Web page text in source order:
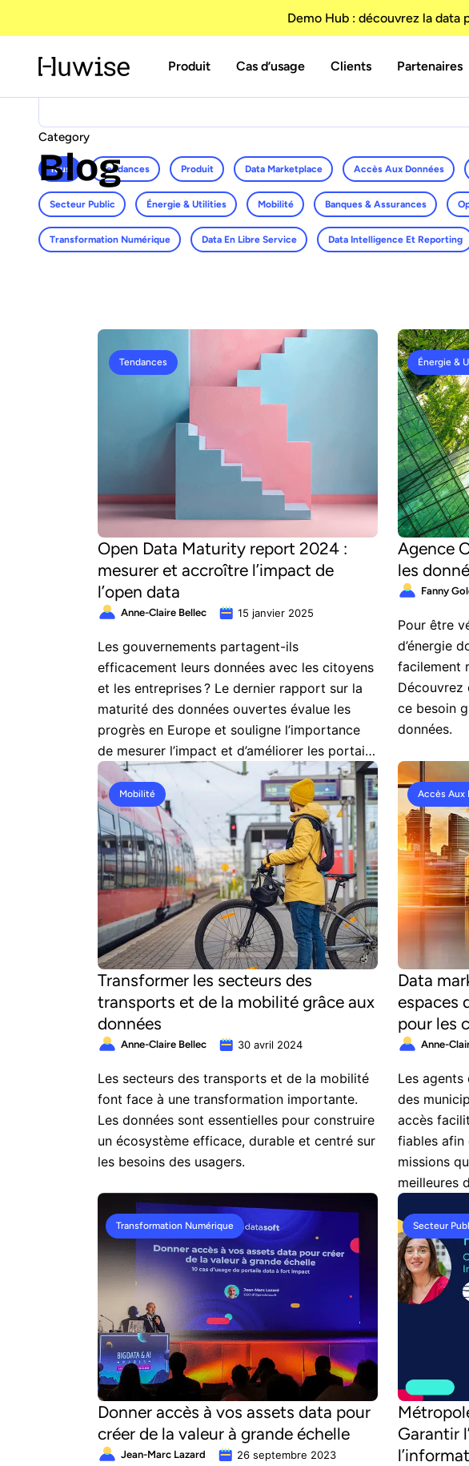
Demo Hub : découvrez la
Produit Cas d’usage Clients Partenaires
Blog
Comment partager la donnée plus efficacement avec les
Boujatioui, experte reconnue chez l'assureur-crédit Coface
Category
Tous Tendances Produit Data Marketplace Accès Aux Données
Secteur Public Énergie & Utilities Mobilité Banques & Assurances
Transformation Numérique Data En Libre Service Data Intelligence Et Reporting
Tendances
Open Data Maturity report 2024 :
mesurer et accroître l’impact de
l’open data
Anne-Claire Bellec 15 janvier 2025
Les gouvernements partagent-ils
efficacement leurs données avec les citoyens
et les entreprises ? Le dernier rapport sur la
maturité des données ouvertes évalue les
progrès en Europe et souligne l’importance
de mesurer l’impact et d’améliorer les portails
de données.
Énergie &
Agence
les
Fanny
Pour être
d’énergie
facilement
Découvrez
ce besoin
données.
Mobilité
Transformer les secteurs des
transports et de la mobilité grâce aux
données
Anne-Claire Bellec 30 avril 2024
Les secteurs des transports et de la mobilité
font face à une transformation importante.
Les données sont essentielles pour construire
un écosystème efficace, durable et centré sur
les besoins des usagers.
Accès Aux
Data
espaces
pour les
Anne-
Les
des
accès
fiables afin
missions
meilleures
résidents
innovants.
données :
répondent
Transformation Numérique
Donner accès à vos assets data pour
créer de la valeur à grande échelle
Jean-Marc Lazard 26 septembre 2023
Secteur
Garantir